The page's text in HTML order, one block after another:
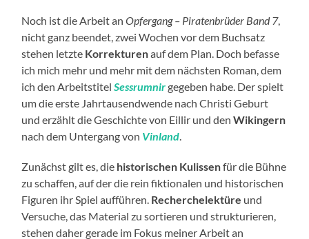
Noch ist die Arbeit anOpfergang – Piratenbrüder Band 7,
nicht ganz beendet, zwei Wochen vor dem Buchsatz
stehen letzte Korrekturenauf dem Plan. Doch befasse
ich mich mehr und mehr mit dem nächsten Roman, dem
ich den ArbeitstitelSessrumnirgegeben habe. Der spielt
um die erste Jahrtausendwende nach Christi Geburt
und erzählt die Geschichte von Eillir und denWikingern
nach dem Untergang von Vinland
Zunächst gilt es, die historischen Kulissenfür die Bühne
zu schaffen, auf der die rein fiktionalen und historischen
Figuren ihr Spiel aufführen. Recherchelektüre und
Versuche, das Material zu sortieren und strukturieren,
stehen daher gerade im Fokus meiner Arbeit an